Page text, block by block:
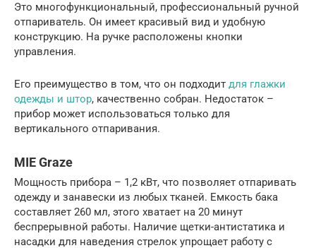
Это многофункциональный, профессиональный ручной
отпариватель. Он имеет красивый вид и удобную
конструкцию. На ручке расположены кнопки
управления.
Его преимущество в том, что он подходит для глажки
одежды и штор, качественно собран. Недостаток –
прибор может использоваться только для
вертикального отпаривания.
MIE Graze
Мощность прибора – 1,2 кВт, что позволяет отпаривать
одежду и занавески из любых тканей. Емкость бака
составляет 260 мл, этого хватает на 20 минут
беспрерывной работы. Наличие щетки-антистатика и
насадки для наведения стрелок упрощает работу с